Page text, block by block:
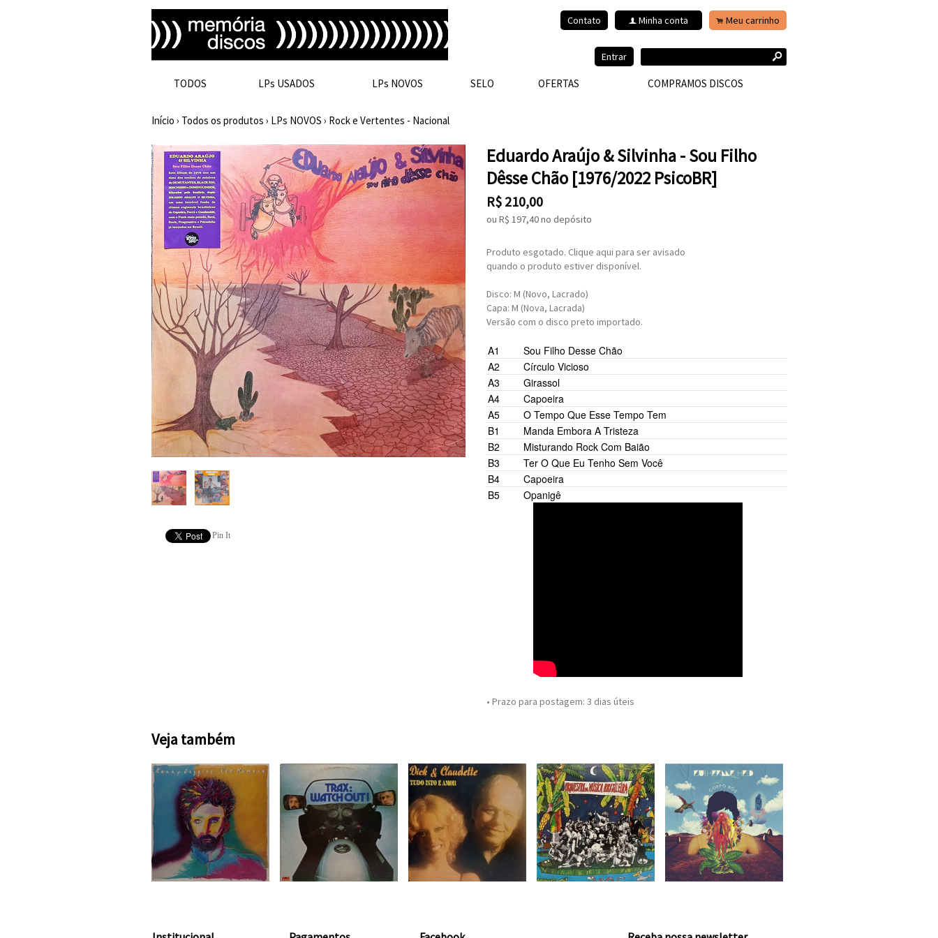
Contato f Minha conta . Meu carrinho
Entrar s
TODOS LPs USADOS LPs NOVOS SELO OFERTAS COMPRAMOS DISCOS
Início › Todos os produtos › LPs NOVOS › Rock e Vertentes - Nacional
Pin It
Eduardo Araújo & Silvinha - Sou Filho
Dêsse Chão [1976/2022 PsicoBR]
R$ 210,00
ou R$ 197,40no depósito
Produto esgotado. Clique aqui para ser avisado
quando o produto estiver disponível.
Disco: M (Novo, Lacrado)
Capa: M (Nova, Lacrada)
Versão com o disco preto importado.
A1
Sou Filho Desse Chão
A2
Círculo Vicioso
A3
Girassol
A4
Capoeira
A5
O Tempo Que Esse Tempo Tem
B1
Manda Embora A Tristeza
B2
Misturando Rock Com Baião
B3
Ter O Que Eu Tenho Sem Você
B4
Capoeira
B5
Opanigê
• Prazo para postagem: 3 dias úteis
Veja também